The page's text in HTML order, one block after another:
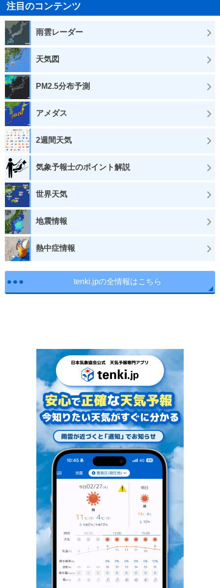
注目のコンテンツ
雨雲レーダー
天気図
PM2.5分布予測
アメダス
2週間天気
気象予報士のポイント解説
世界天気
地震情報
熱中症情報
tenki.jpの全情報はこちら